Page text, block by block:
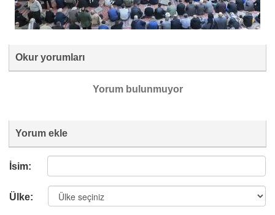
Okur yorumları
Yorum bulunmuyor
Yorum ekle
İsim:
Ülke: